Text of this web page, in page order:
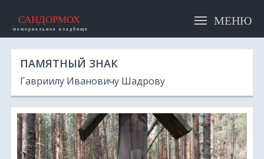
САНДОРМОХ
мемориальное кладбище
ИМЕНА
СТАТЬИ
КАК ДОБРАТЬСЯ
ПАМЯТНЫЙ ЗНАК
Гавриилу Ивановичу Шадрову